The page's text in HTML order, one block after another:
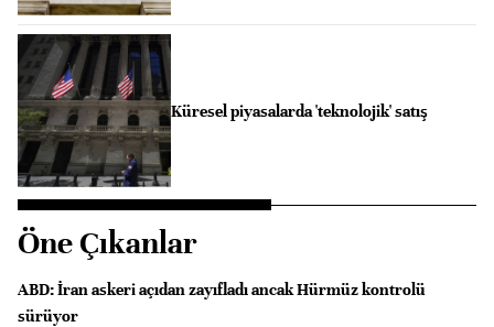
Küresel piyasalarda 'teknolojik' satış
Öne Çıkanlar
ABD: İran askeri açıdan zayıfladı ancak Hürmüz kontrolü
sürüyor